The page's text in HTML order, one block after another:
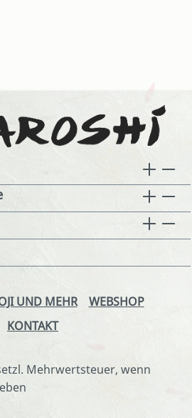
UND MEHR
WEBSHOP
KONTAKT
Mehrwertsteuer, wenn